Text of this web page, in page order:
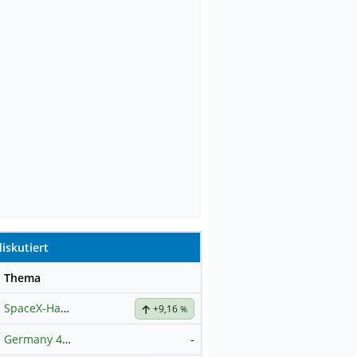
Thema
SpaceX-Haupt-Hauptforum +9,16%
Germany 40 / DAX Prognose -